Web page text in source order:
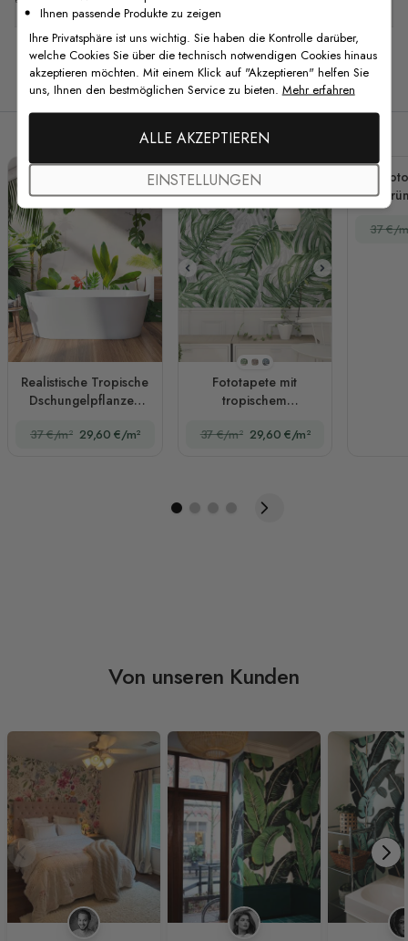
Verwandte Produkte
Realistische Tropische
Dschungelpflanzen
Fototapete
37 €/m² 29,60 €/m²
Stil 1
Stil 2Stil 3
Fototapete mit
tropischem
37 €/m² 29,60 €/m²
37 €/
Von unseren Kunden
Ihnen passende Produkte zu zeigen
Ihre Privatsphäre ist uns wichtig. Sie haben die Kontrolle darüber,
welche Cookies Sie über die technisch notwendigen Cookies hinaus
akzeptieren möchten. Mit einem Klick auf "Akzeptieren" helfen Sie
uns, Ihnen den bestmöglichen Service zu bieten. Mehr erfahren
ALLE AKZEPTIEREN
EINSTELLUNGEN